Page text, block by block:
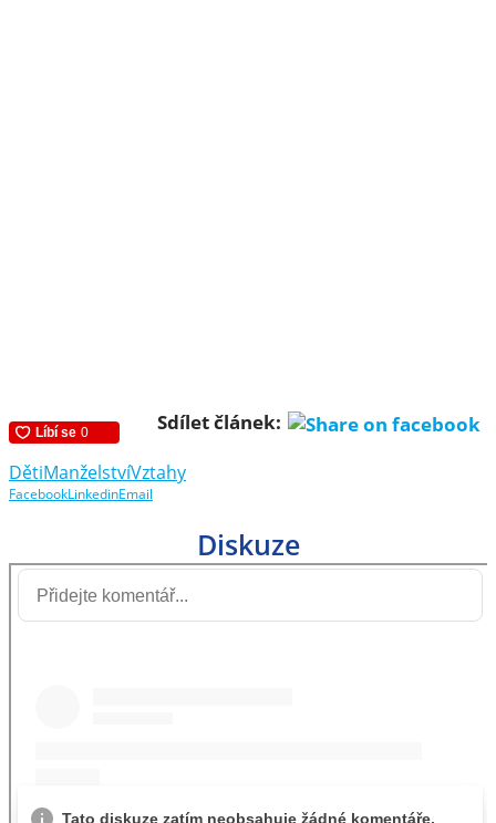
Sdílet článek:
DětiManželstvíVztahy
FacebookLinkedinEmail
Diskuze